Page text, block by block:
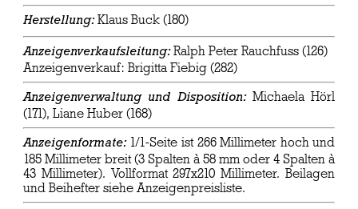
Herstellung:Klaus Buck (180)
Anzeigenverkaufsleitung:Ralph Peter Rauchfuss (126)
Anzeigenverkauf: Brigitta Fiebig (282)
Anzeigenverwaltung und Disposition: Michaela Hörl
(171), Liane Huber (168)
Anzeigenformate: 1/1-Seite ist 266 Millimeter hoch und
185 Millimeter breit (3 Spalten à 58 mm oder 4 Spalten à
43 Millimeter). Vollformat 297x210 Millimeter. Beilagen
und Beihefter siehe Anzeigenpreisliste.